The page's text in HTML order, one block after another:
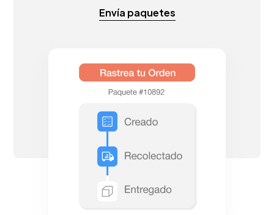
Envía paquetes